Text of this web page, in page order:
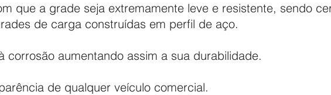
que a grade seja extremamente leve e resistente, sendo
de carga construídas em perfil de aço.
corrosão aumentando assim a sua durabilidade.
de qualquer veículo comercial.